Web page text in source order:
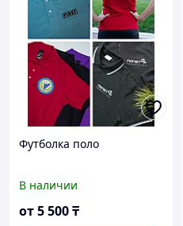
Футболка поло
В наличии
от5 500₸